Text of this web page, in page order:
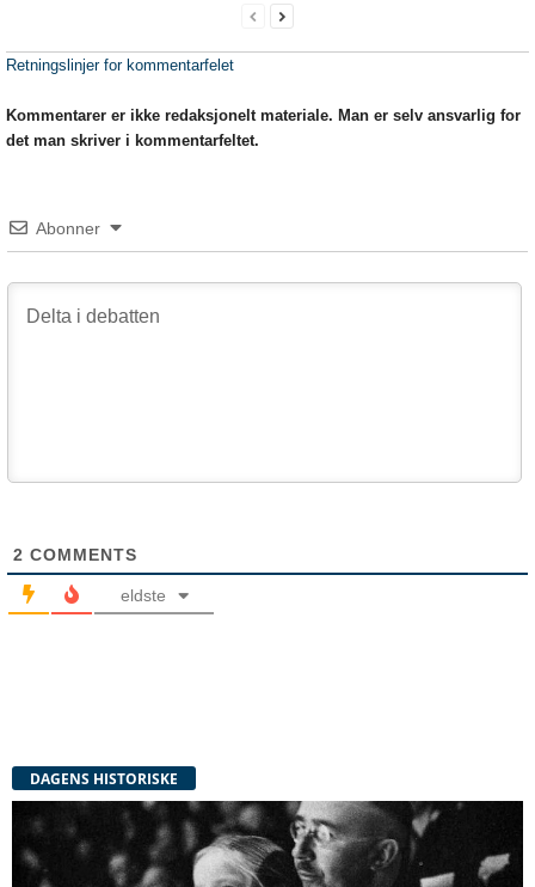
Retningslinjer for kommentarfelet
Kommentarer er ikke redaksjonelt materiale. Man er selv ansvarlig for
det man skriver i kommentarfeltet.
Abonner
2 COMMENTS
eldste
DAGENS HISTORISKE